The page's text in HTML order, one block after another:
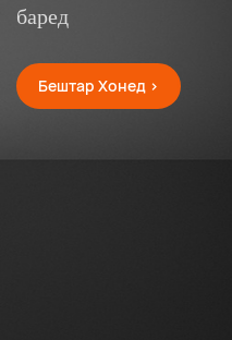
Слайдҳои зери васлкунӣ
Бештар Хонед >